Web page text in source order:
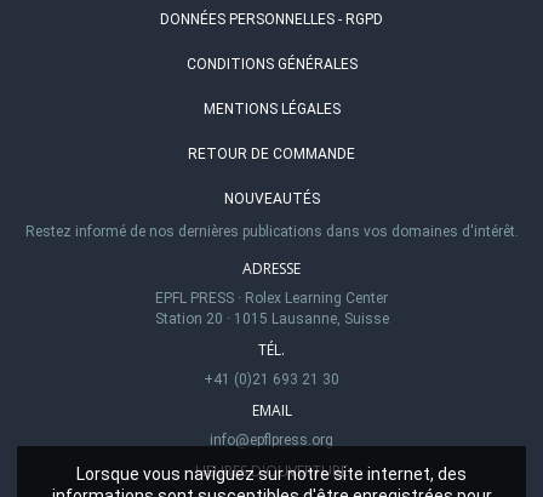
Lorsque vous naviguez sur notre site internet, des
DONNÉES PERSONNELLES - RGPD
CONDITIONS GÉNÉRALES
MENTIONS LÉGALES
RETOUR DE COMMANDE
NOUVEAUTÉS
Restez informé de nos dernières publications dans vos domaines d'intérêt.
ADRESSE
EPFL PRESS · Rolex Learning Center
Station 20 · 1015 Lausanne, Suisse
TÉL.
+41 (0)21 693 21 30
EMAIL
info@epflpress.org
HEURES D'OUVERTURE